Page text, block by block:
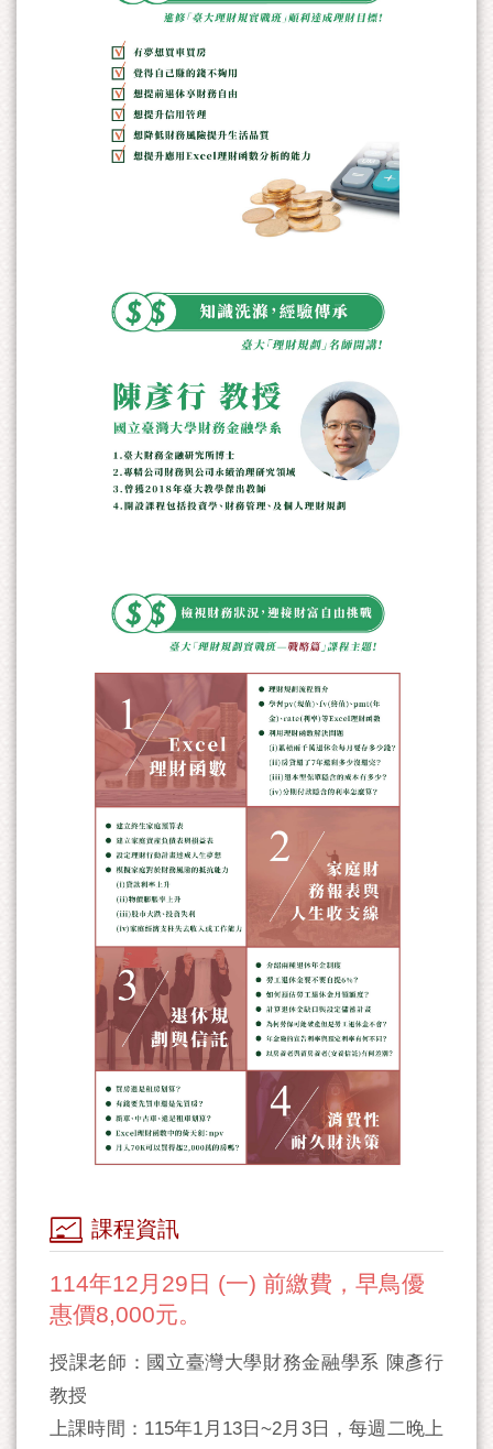
課程資訊
114年12月29日 (一) 前繳費，早鳥優
惠價8,000元。
授課老師：國立臺灣大學財務金融學系 陳彥行
教授
上課時間：115年1月13日~2月3日，每週二晚上